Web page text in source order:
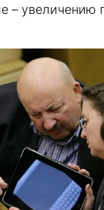
– увеличению